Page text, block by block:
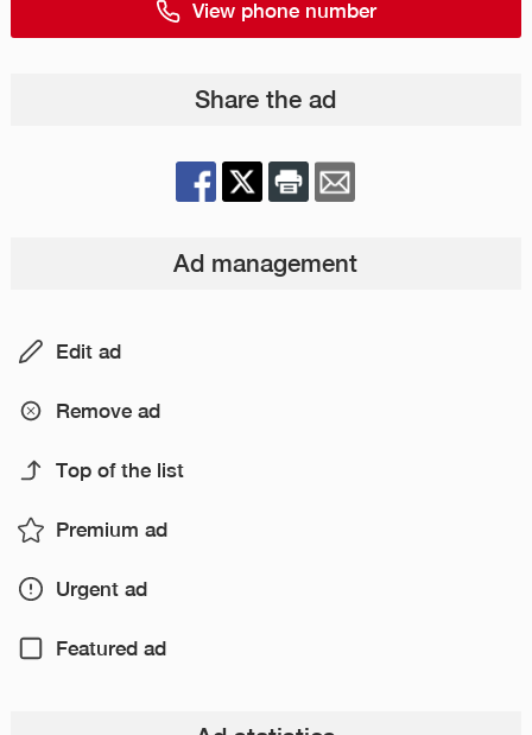
View phone number
Share the ad
Ad management
Edit ad
Remove ad
Top of the list
Premium ad
Urgent ad
Featured ad